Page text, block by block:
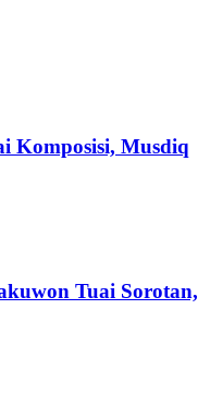
Komposisi, Musdiq
Tuai Sorotan,